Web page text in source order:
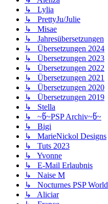
↳ Lylia
↳ PrettyJu/Julie
↳ Misae
↳ Jahresübersetzungen
↳ Übersetzungen 2024
↳ Übersetzungen 2023
↳ Übersetzungen 2022
↳ Übersetzungen 2021
↳ Übersetzungen 2020
↳ Übersetzungen 2019
↳ Stella
↳ ~წ~PSP Archiv~წ~
↳ Bigi
↳ MarieNickol Designs
↳ Tuts 2023
↳ Yvonne
↳ E-Mail Erlaubnis
↳ Naise M
↳ Nocturnes PSP World
↳ Aliciar